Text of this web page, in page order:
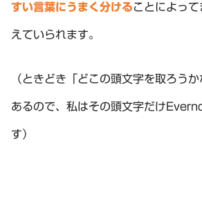
すい言葉にうまく分けることによっ
えていられます。
（ときどき「どこの頭文字を取ろう
あるので、私はその頭文字だけ
す）